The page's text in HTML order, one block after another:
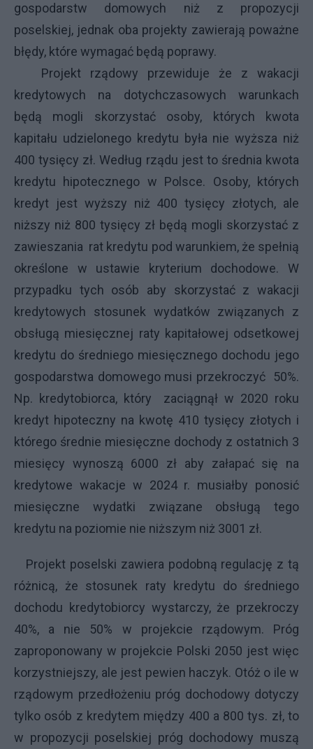
gospodarstw domowych niż z propozycji
poselskiej, jednak oba projekty zawierają poważne
błędy, które wymagać będą poprawy.
Projekt rządowy przewiduje że z wakacji
kredytowych na dotychczasowych warunkach
będą mogli skorzystać osoby, których kwota
kapitału udzielonego kredytu była nie wyższa niż
400 tysięcy zł. Według rządu jest to średnia kwota
kredytu hipotecznego w Polsce. Osoby, których
kredyt jest wyższy niż 400 tysięcy złotych, ale
niższy niż 800 tysięcy zł będą mogli skorzystać z
zawieszania rat kredytu pod warunkiem, że spełnią
określone w ustawie kryterium dochodowe. W
przypadku tych osób aby skorzystać z wakacji
kredytowych stosunek wydatków związanych z
obsługą miesięcznej raty kapitałowej odsetkowej
kredytu do średniego miesięcznego dochodu jego
gospodarstwa domowego musi przekroczyć 50%.
Np. kredytobiorca, który zaciągnął w 2020 roku
kredyt hipoteczny na kwotę 410 tysięcy złotych i
którego średnie miesięczne dochody z ostatnich 3
miesięcy wynoszą 6000 zł aby załapać się na
kredytowe wakacje w 2024 r. musiałby ponosić
miesięczne wydatki związane obsługą tego
kredytu na poziomie nie niższym niż 3001 zł.
Projekt poselski zawiera podobną regulację z tą
różnicą, że stosunek raty kredytu do średniego
dochodu kredytobiorcy wystarczy, że przekroczy
40%, a nie 50% w projekcie rządowym. Próg
zaproponowany w projekcie Polski 2050 jest więc
korzystniejszy, ale jest pewien haczyk. Otóż o ile w
rządowym przedłożeniu próg dochodowy dotyczy
tylko osób z kredytem między 400 a 800 tys. zł, to
w propozycji poselskiej próg dochodowy muszą